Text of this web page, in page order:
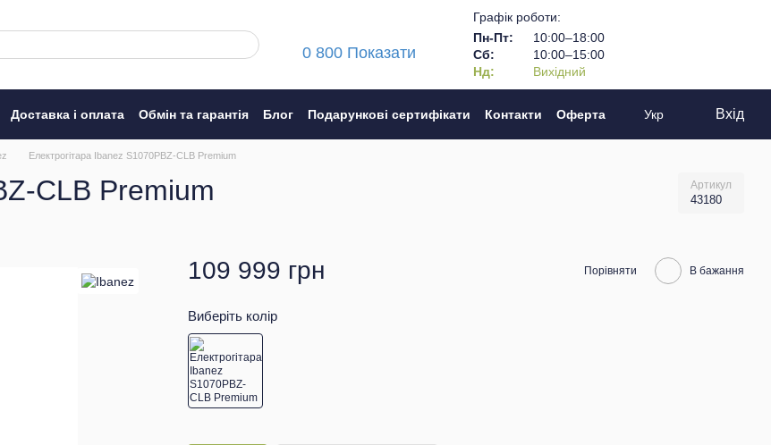
0 800 Показати
Графік роботи:
Пн-Пт:
10:00–18:00
Сб:
10:00–15:00
Нд:
Вихідний
Доставка і оплата Обмін та гарантія Блог Подарункові сертифікати Контакти
Оферта
Укр Вхід
Електрогітара Ibanez S1070PBZ-CLB Premium
CLB Premium Артикул
43180
109 999 грн Порівняти В бажання
Виберіть колір